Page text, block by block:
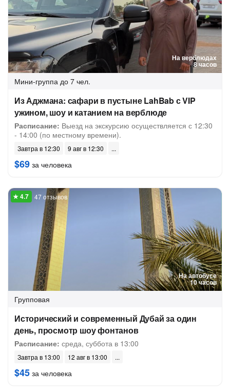
На верблюдах
8 часов
Мини-группа до 7 чел.
Из Аджмана: сафари в пустыне LahBab с VIP
ужином, шоу и катанием на верблюде
Расписание: Выезд на экскурсию осуществляется с 12:30
- 14:00 (по местному времени).
Завтра в 12:30 9 авг в 12:30
$69 за человека
На автобусе
10 часов
47 отзывов
Групповая
Исторический и современный Дубай за один
день, просмотр шоу фонтанов
Расписание: среда, суббота в 13:00
Завтра в 13:00 12 авг в 13:00
$45 за человека